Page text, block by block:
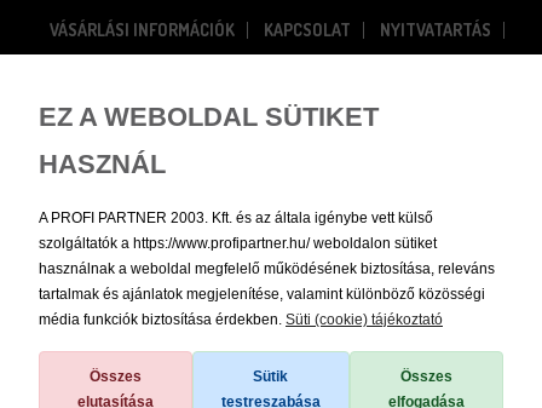
EZ A WEBOLDAL SÜTIKET
HASZNÁL
A PROFI PARTNER 2003. Kft. és az általa igénybe vett külső
szolgáltatók a https://www.profipartner.hu/ weboldalon sütiket
használnak a weboldal megfelelő működésének biztosítása, releváns
tartalmak és ajánlatok megjelenítése, valamint különböző közösségi
média funkciók biztosítása érdekben. Süti (cookie) tájékoztató
Összes
elutasítása
Sütik
testreszabása
Összes
elfogadása
VÁSÁRLÁSI INFORMÁCIÓK KAPCSOLAT
NYITVATARTÁS
Bejelentkezés Regisztráció
/